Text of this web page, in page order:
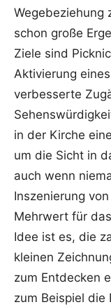
Wegebeziehung
schon große
Ziele sind
Aktivierung
verbesserte
in der Kirche
um die Sicht in
auch wenn
Inszenierung
Mehrwert für
Idee ist es, die
kleinen
zum Entdecken
zum Beispiel die